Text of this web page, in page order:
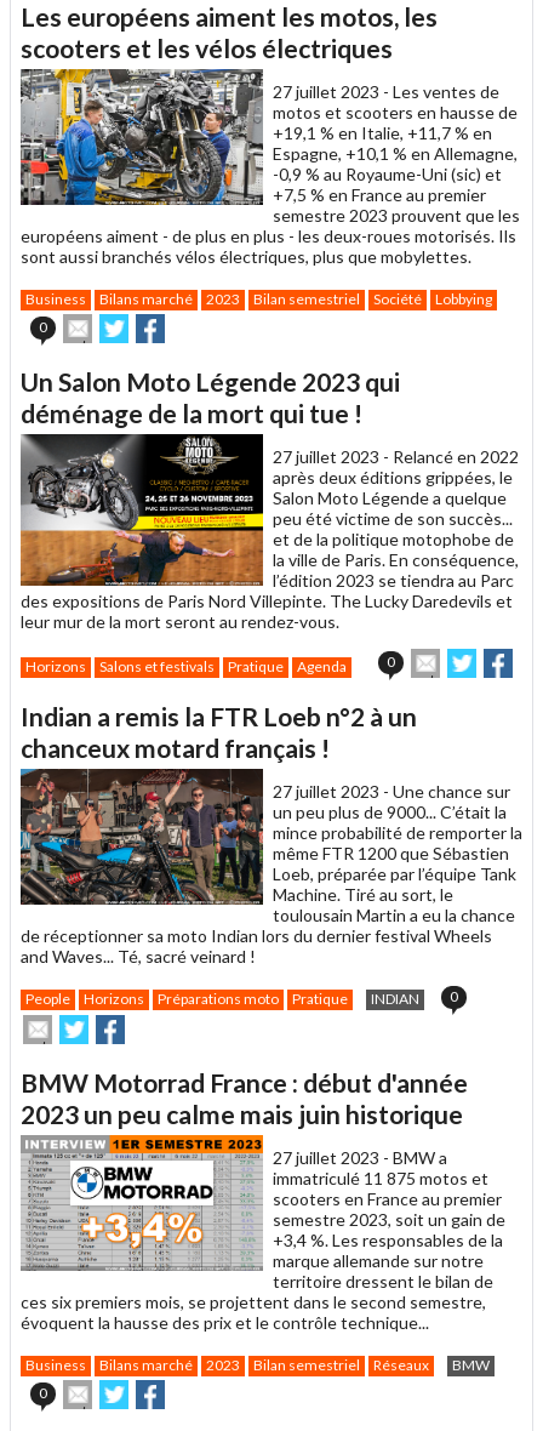
à
un
ami
Les européens aiment les motos, les
scooters et les vélos électriques
27 juillet 2023 - Les ventes de
motos et scooters en hausse de
+19,1 % en Italie, +11,7 % en
Espagne, +10,1 % en Allemagne,
-0,9 % au Royaume-Uni (sic) et
+7,5 % en France au premier
semestre 2023 prouvent que les
européens aiment - de plus en plus - les deux-roues motorisés. Ils
sont aussi branchés vélos électriques, plus que mobylettes.
Business Bilans marché 2023 Bilan semestriel Société
Lobbying
0
Envoyer
cet
à
un
ami
Partager
sur sur
Un Salon Moto Légende 2023 qui
déménage de la mort qui tue !
27 juillet 2023 - Relancé en 2022
après deux éditions grippées, le
Salon Moto Légende a quelque
peu été victime de son succès...
et de la politique motophobe de
la ville de Paris. En conséquence,
l’édition 2023 se tiendra au Parc
des expositions de Paris Nord Villepinte. The Lucky Daredevils et
leur mur de la mort seront au rendez-vous.
Horizons Salons et festivals Pratique Agenda 0
Envoyer
cet
à
Partager
sur sur
Indian a remis la FTR Loeb n°2 à un
chanceux motard français !
27 juillet 2023 - Une chance sur
un peu plus de 9000... C’était la
mince probabilité de remporter la
même FTR 1200 que Sébastien
Loeb, préparée par l’équipe Tank
Machine. Tiré au sort, le
toulousain Martin a eu la chance
de réceptionner sa moto Indian lors du dernier festival Wheels
and Waves... Té, sacré veinard !
People Horizons Préparations moto Pratique INDIAN 0
Envoyer
cet
à
un
ami
Partager
sur
sur
BMW Motorrad France : début d'année
2023 un peu calme mais juin historique
27 juillet 2023 - BMW a
immatriculé 11 875 motos et
scooters en France au premier
semestre 2023, soit un gain de
+3,4 %. Les responsables de la
marque allemande sur notre
territoire dressent le bilan de
ces six premiers mois, se projettent dans le second semestre,
évoquent la hausse des prix et le contrôle technique...
Business Bilans marché 2023 Bilan semestriel Réseaux
BMW
0
Envoyer
cet
Partager
sur sur